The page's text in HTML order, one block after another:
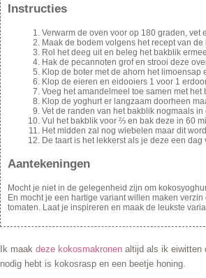
Instructies
Verwarm de oven voor op 180 graden, vet
Maak de bodem volgens het recept van de
Rol het deeg uit en beleg het bakblik
Hak de pecannoten grof en strooi deze
Klop de boter met de ahorn het
Klop de eieren en eidooiers 1 voor 1
Voeg het amandelmeel toe samen met
Klop de yoghurt er langzaam doorheen
Vet de randen van het bakblik nogmaals
Vul het bakblik voor ⅔ en bak deze in 60
Het midden zal nog wiebelen maar dit
De taart is het lekkerst als je deze een dag
Aantekeningen
Mocht je niet in de gelegenheid zijn om
En mocht je een hartige variant willen maken
tomaten. Laat je inspireren en maak de leukste
Ik maak deze kokosmakronen altijd als ik eiwitten
nodig hebt is kokosrasp en een beetje honing.